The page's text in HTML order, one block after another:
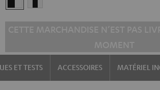
/
ET TESTS ACCESSOIRES MATÉRIEL